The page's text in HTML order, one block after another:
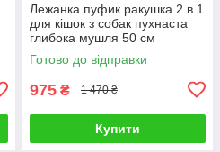
Лежанка пуфик ракушка 2 в 1
для кішок з собак пухнаста
глибока мушля 50 см
Готово до відправки
975 ₴ 1 470 ₴
Купити